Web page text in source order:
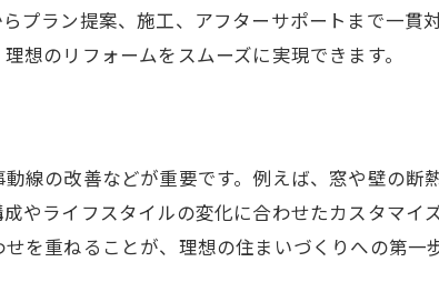
プラン提案、施工、アフターサポートまで一貫
想のリフォームをスムーズに実現できます。
線の改善などが重要です。例えば、窓や壁の断
やライフスタイルの変化に合わせたカスタマイ
を重ねることが、理想の住まいづくりへの第一歩